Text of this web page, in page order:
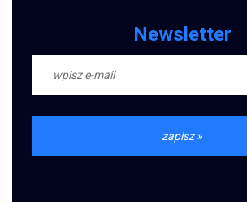
Newsletter